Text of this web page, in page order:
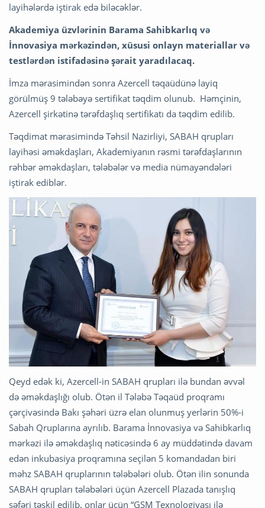
layihələrdə iştirak edə biləcəklər.
Akademiya üzvlərinin Barama Sahibkarlıq və
İnnovasiya mərkəzindən, xüsusi onlayn materiallar və
testlərdən istifadəsinə şərait yaradılacaq.
İmza mərasimindən sonra Azercell təqaüdünə layiq
görülmüş 9 tələbəyə sertifikat təqdim olunub. Həmçinin,
Azercell şirkətinə tərəfdaşlıq sertifikatı da təqdim edilib.
Təqdimat mərasimində Təhsil Nazirliyi, SABAH qrupları
layihəsi əməkdaşları, Akademiyanın rəsmi tərəfdaşlarının
rəhbər əməkdaşları, tələbələr və media nümayəndələri
iştirak ediblər.
Qeyd edək ki, Azercell-in SABAH qrupları ilə bundan əvvəl
də əməkdaşlığı olub. Ötən il Tələbə Təqaüd proqramı
çərçivəsində Bakı şəhəri üzrə elan olunmuş yerlərin 50%-i
Sabah Qruplarına ayrılıb. Barama İnnovasiya və Sahibkarlıq
mərkəzi ilə əməkdaşlıq nəticəsində 6 ay müddətində davam
edən inkubasiya proqramına seçilən 5 komandadan biri
məhz SABAH qruplarının tələbələri olub. Ötən ilin sonunda
SABAH qrupları tələbələri üçün Azercell Plazada tanışlıq
səfəri təşkil edilib, onlar üçün “GSM Texnologiyası ilə